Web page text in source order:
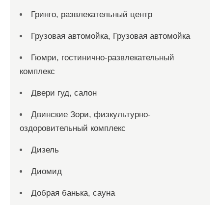
Гринго, развлекательный центр
Грузовая автомойка, Грузовая автомойка
Гюмри, гостинично-развлекательный
комплекс
Двери гуд, салон
Двинские Зори, физкультурно-
оздоровительный комплекс
Дизель
Диомид
Добрая банька, сауна